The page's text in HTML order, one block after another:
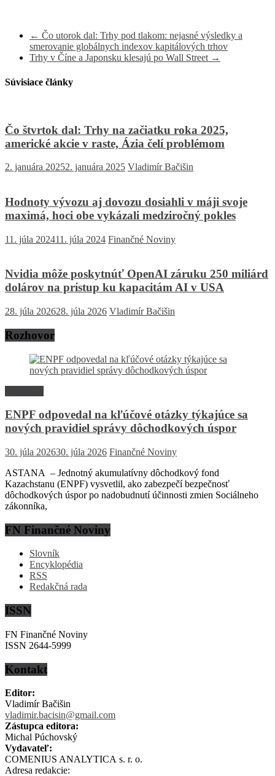
← Čo utorok dal: Trhy pod tlakom: nejasné výsledky a
smerovanie globálnych indexov kapitálových trhov
Trhy v Číne a Japonsku klesajú po Wall Street →
Súvisiace články
Čo štvrtok dal: Trhy na začiatku roka 2025,
americké akcie v raste, Ázia čelí problémom
2. januára 20252. januára 2025 Vladimír Bačišin
Hodnoty vývozu aj dovozu dosiahli v máji svoje
maximá, hoci obe vykázali medziročný pokles
11. júla 202411. júla 2024 Finančné Noviny
Nvidia môže poskytnúť OpenAI záruku 250 miliárd
dolárov na prístup ku kapacitám AI v USA
28. júla 202628. júla 2026 Vladimír Bačišin
Rozhovor
ENPF odpovedal na kľúčové otázky týkajúce sa
nových pravidiel správy dôchodkových úspor
30. júla 202630. júla 2026 Finančné Noviny
ASTANA – Jednotný akumulatívny dôchodkový fond
Kazachstanu (ENPF) vysvetlil, ako zabezpečí bezpečnosť
dôchodkových úspor po nadobudnutí účinnosti zmien Sociálneho
zákonníka,
FN Finančné Noviny
Slovník
Encyklopédia
RSS
Redakčná rada
ISSN
FN Finančné Noviny
ISSN 2644-5999
Kontakt
Editor:
Vladimír Bačišin
vladimir.bacisin@gmail.com
Zástupca editora:
Michal Púchovský
Vydavateľ:
COMENIUS ANALYTICA s. r. o.
Adresa redakcie: